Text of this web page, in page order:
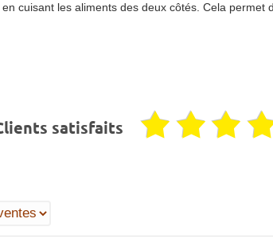
cuisant les aliments des deux côtés. Cela
satisfaits